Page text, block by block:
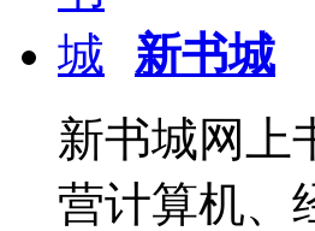
新书城
新书城网上
营计算机、